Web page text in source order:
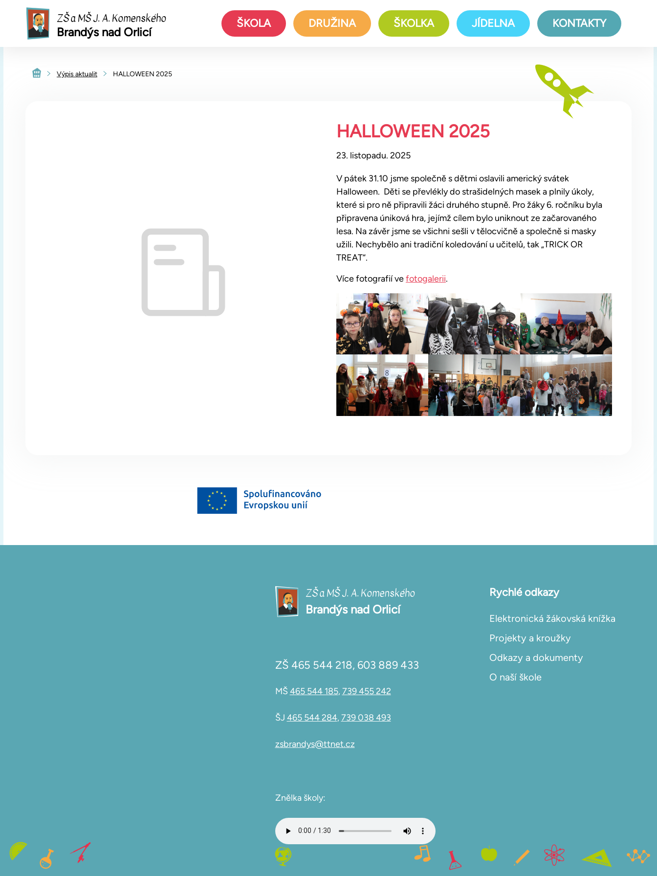
ZŠ a MŠ J. A. Komenského
Brandýs nad Orlicí
ŠKOLA DRUŽINA ŠKOLKA JÍDELNA KONTAKTY
Výpis aktualit HALLOWEEN 2025
HALLOWEEN 2025
23. listopadu. 2025
V pátek 31.10 jsme společně s dětmi oslavili americký svátek
Halloween. Děti se převlékly do strašidelných masek a plnily úkoly,
které si pro ně připravili žáci druhého stupně. Pro žáky 6. ročníku byla
připravena úniková hra, jejímž cílem bylo uniknout ze začarovaného
lesa. Na závěr jsme se všichni sešli v tělocvičně a společně si masky
užili. Nechybělo ani tradiční koledování u učitelů, tak „TRICK OR
TREAT“.
Více fotografií vefotogalerii.
ZŠ a MŠ J. A. Komenského
Brandýs nad Orlicí
ZŠ 465 544 218, 603 889 433
MŠ 465 544 185,739 455 242
ŠJ 465 544 284,739 038 493
zsbrandys@ttnet.cz
Znělka školy:
Rychlé odkazy
Elektronická žákovská knížka
Projekty a kroužky
Odkazy a dokumenty
O naší škole